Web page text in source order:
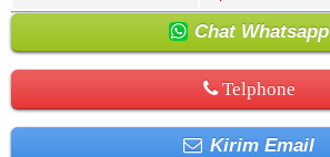
Chat Whatsapp
Telphone
Kirim Email